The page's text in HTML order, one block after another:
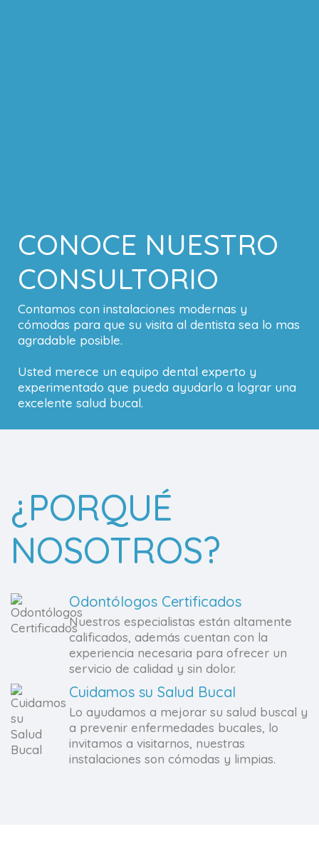
CONOCE NUESTRO
CONSULTORIO
Contamos con instalaciones modernas y
cómodas para que su visita al dentista sea lo mas
agradable posible.
Usted merece un equipo dental experto y
experimentado que pueda ayudarlo a lograr una
excelente salud bucal.
¿PORQUÉ
NOSOTROS?
Odontólogos Certificados
Nuestros especialistas están altamente
calificados, además cuentan con la
experiencia necesaria para ofrecer un
servicio de calidad y sin dolor.
Cuidamos su Salud Bucal
Lo ayudamos a mejorar su salud buscal y
a prevenir enfermedades bucales, lo
invitamos a visitarnos, nuestras
instalaciones son cómodas y limpias.